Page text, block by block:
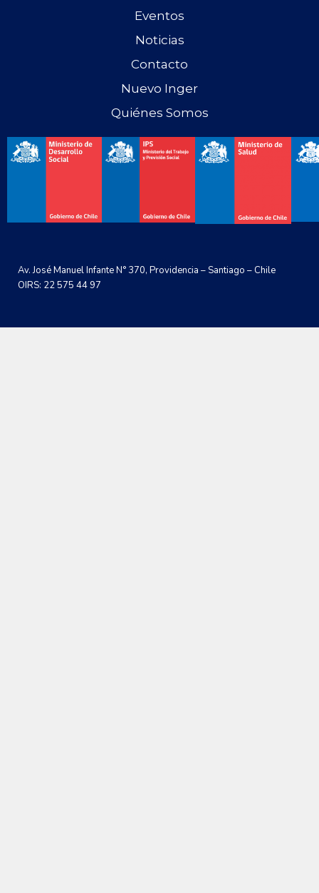
Eventos
Noticias
Contacto
Nuevo Inger
Quiénes Somos
Av. José Manuel Infante N° 370, Providencia – Santiago – Chile
OIRS: 22 575 44 97